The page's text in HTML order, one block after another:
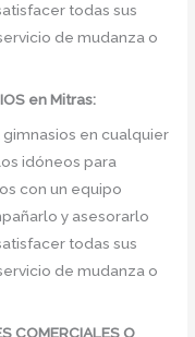
todas sus
de mudanza o
en Mitras:
en cualquier
idóneos para
con un equipo
y asesorarlo
todas sus
de mudanza o
COMERCIALES O